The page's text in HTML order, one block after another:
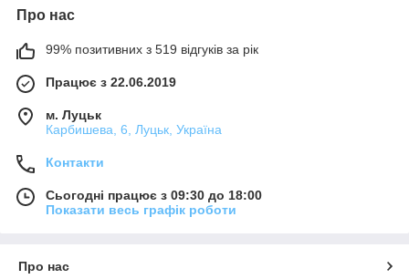
Про нас
99% позитивних з 519 відгуків за рік
Працює з 22.06.2019
м. Луцьк
Карбишева, 6, Луцьк, Україна
Контакти
Сьогодні працює з 09:30 до 18:00
Показати весь графік роботи
Про нас